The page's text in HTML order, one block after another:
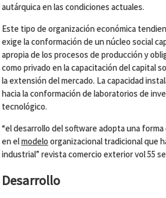
autárquica en las condiciones actuales.
Este tipo de organización económica
exige la conformación de un núcleo social
apropia de los procesos de producción y
como privado en la capacitación del capital
la extensión del mercado. La capacidad
hacia la conformación de laboratorios de
tecnológico.
“el desarrollo del software adopta una
en elmodelo organizacional tradicional que
industrial” revista comercio exterior vol 55
Desarrollo